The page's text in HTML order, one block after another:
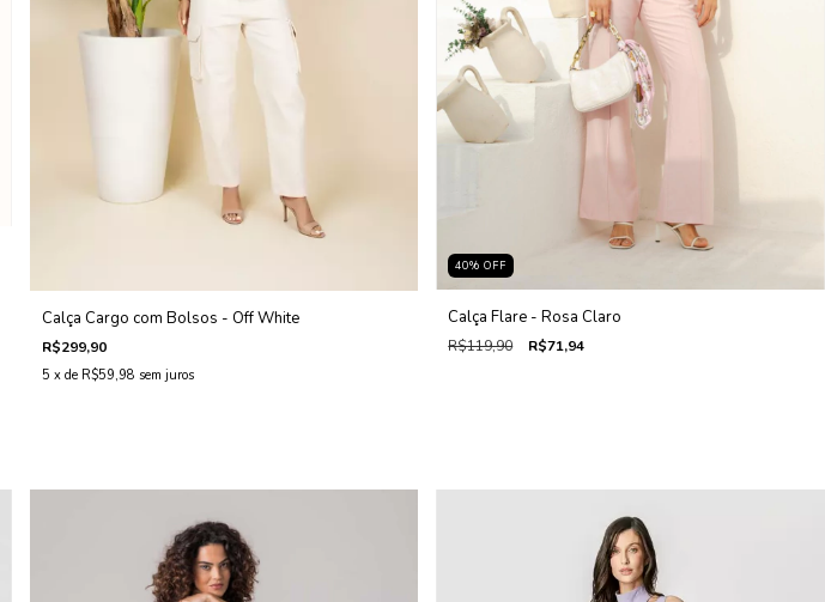
Calça Cargo com Bolsos - Off White
R$299,90
5 x de R$59,98 sem juros
40%OFF
Calça Flare - Rosa Claro
R$119,90 R$71,94